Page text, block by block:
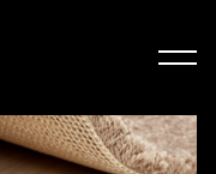
Menu